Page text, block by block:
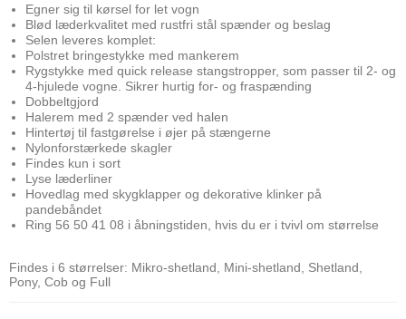
Egner sig til kørsel for let vogn
Blød læderkvalitet med rustfri stål spænder og beslag
Selen leveres komplet:
Polstret bringestykke med mankerem
Rygstykke med quick release stangstropper, som passer til 2- og
4-hjulede vogne. Sikrer hurtig for- og fraspænding
Dobbeltgjord
Halerem med 2 spænder ved halen
Hintertøj til fastgørelse i øjer på stængerne
Nylonforstærkede skagler
Findes kun i sort
Lyse læderliner
Hovedlag med skygklapper og dekorative klinker på
pandebåndet
Ring 56 50 41 08 i åbningstiden, hvis du er i tvivl om størrelse
Findes i 6 størrelser: Mikro-shetland, Mini-shetland, Shetland,
Pony, Cob og Full